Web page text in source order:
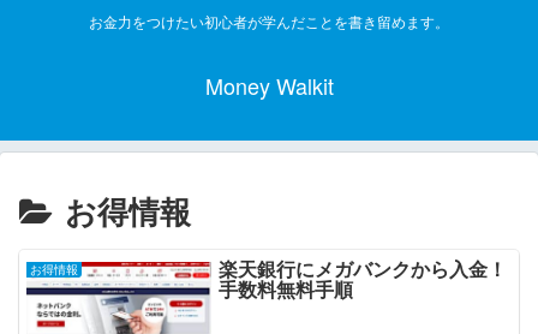
お金力をつけたい初心者が学んだことを書き留めます。
Money Walkit
お得情報
お得情報 楽天銀行にメガバンクから入金！
手数料無料手順